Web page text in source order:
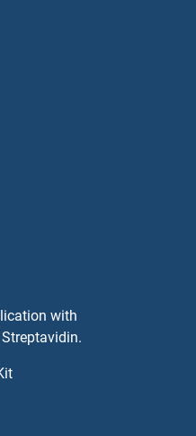
27 Anticorps
170 Anticorps
134 Anticorps
120 Anticorps
with